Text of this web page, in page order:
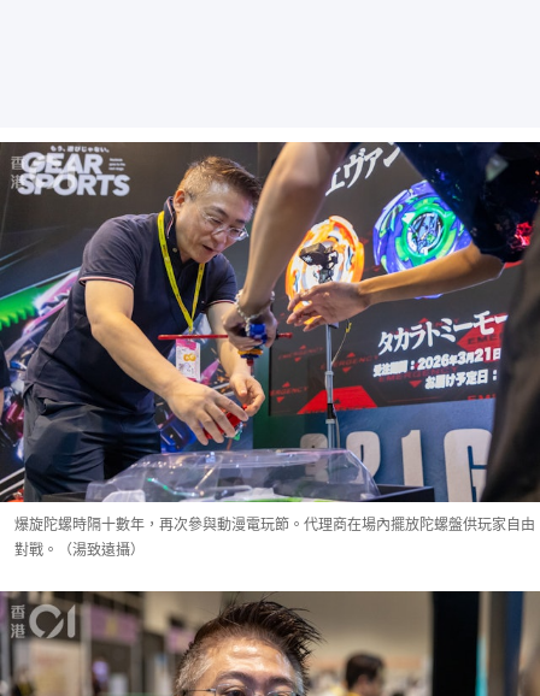
爆旋陀螺時隔十數年，再次參與動漫電玩節。代理商在場內擺放陀螺盤供玩家自由
對戰。（湯致遠攝）